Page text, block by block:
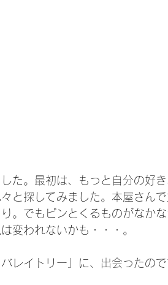
た。最初は、もっと自分の好
と探してみました。本屋さん
。でもピンとくるものがなか
変われないかも・・・。
レイトリー」に、出会ったの